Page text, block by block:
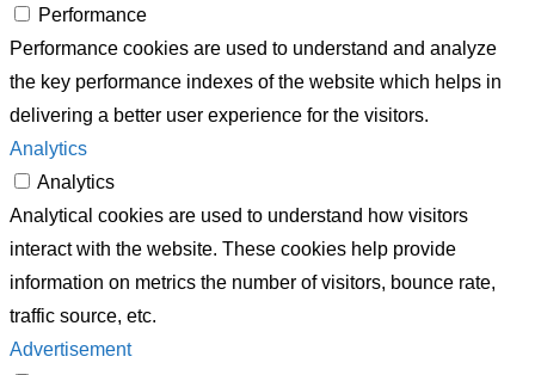
Performance
Performance cookies are used to understand and analyze
the key performance indexes of the website which helps in
delivering a better user experience for the visitors.
Analytics
Analytics
Analytical cookies are used to understand how visitors
interact with the website. These cookies help provide
information on metrics the number of visitors, bounce rate,
traffic source, etc.
Advertisement